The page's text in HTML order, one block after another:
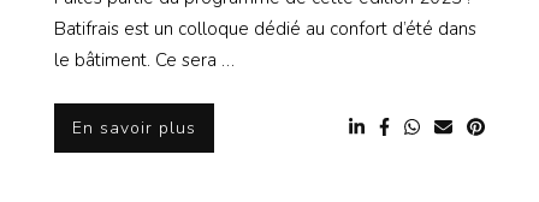
Batifrais est un colloque dédié au confort d’été dans
le bâtiment. Ce sera …
En savoir plus